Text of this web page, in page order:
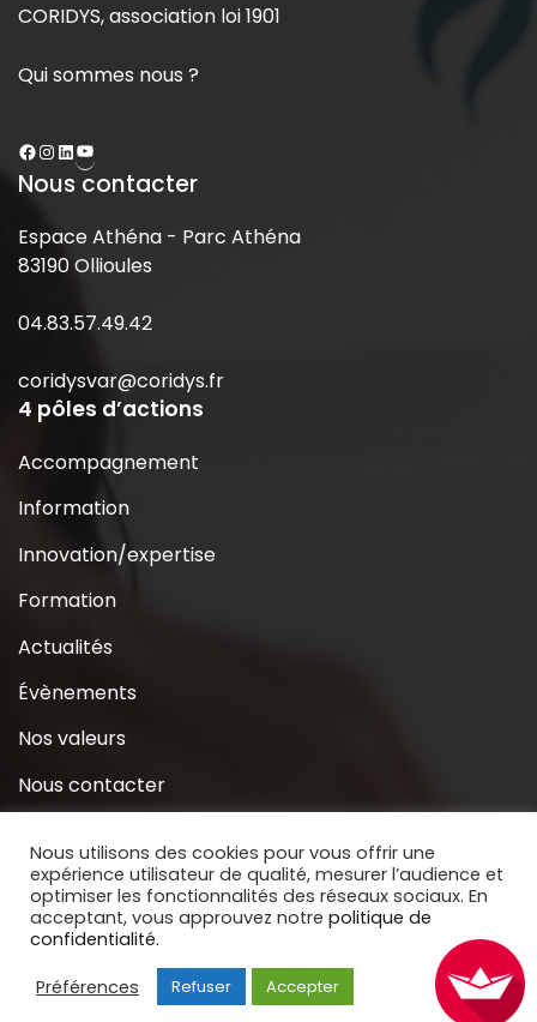
CORIDYS, association loi 1901
Qui sommes nous ?
Nous contacter
Espace Athéna - Parc Athéna
83190 Ollioules
04.83.57.49.42
coridysvar@coridys.fr
4 pôles d’actions
Accompagnement
Information
Innovation/expertise
Formation
Actualités
Évènements
Nos valeurs
Nous contacter
S’inscrire à la Newsletter
Nous soutenir
Copyright © 2020 Coridys. Site réalisé par BECOMS
Nous utilisons des cookies pour vous offrir une
expérience utilisateur de qualité, mesurer l’audience et
optimiser les fonctionnalités des réseaux sociaux. En
acceptant, vous approuvez notre politique de
confidentialité.
Préférences
Refuser Accepter